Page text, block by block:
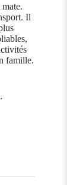
Il
famille.